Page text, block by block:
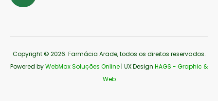
Copyright © 2026 . Farmácia Arade, todos os direitos reservados.
Powered by WebMax Soluções Online | UX Design HAGS - Graphic &
Web